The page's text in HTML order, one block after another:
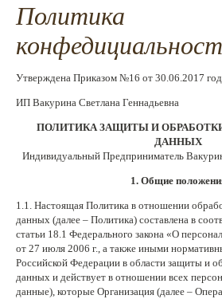
Фурнитура
Проволока
Инструменты и
Эпоксидная смола
Шнуры, ленты, нитки
По темам и сезонам
Бисер TOHO
Нетемнеющая фурнитура
Всё для вышивки
Проволока
Политика
Утверждена Приказом №16 от 30.06.2017
ИП Вакурина Светлана Геннадьевна
ПОЛИТИКА ЗАЩИТЫ И
ДАННЫХ
Индивидуальный Предприниматель
1. Общие
1.1. Настоящая Политика в отношении
данных (далее – Политика) составлена в
статьи 18.1 Федерального закона «О
от 27 июля 2006 г., а также иными
Российской Федерации в области защиты и
данных и действует в отношении всех
данные), которые Организация (далее –